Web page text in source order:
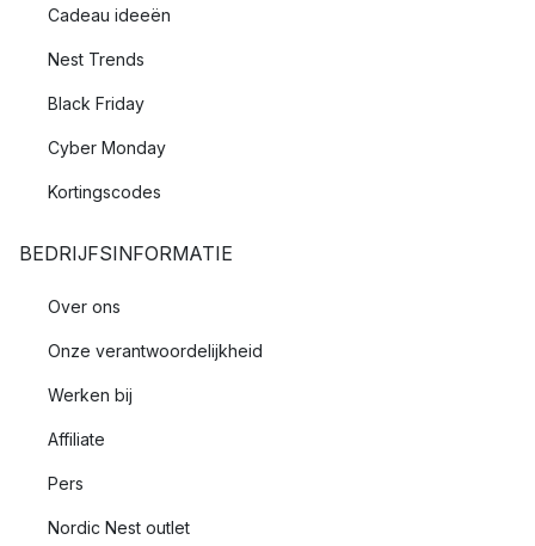
Cadeau ideeën
Nest Trends
Black Friday
Cyber Monday
Kortingscodes
BEDRIJFSINFORMATIE
Over ons
Onze verantwoordelijkheid
Werken bij
Affiliate
Pers
Nordic Nest outlet